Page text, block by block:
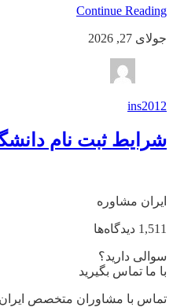
Continue Reading
جولای 27, 2026
ins2012
شرایط ثبت نام دانشگاه
ایران مشاوره
1,511 دیدگاه‌ها
سوالی دارید؟
با ما تماس بگیرید
تماس با مشاوران متخصص ایران مشاوره از طریق